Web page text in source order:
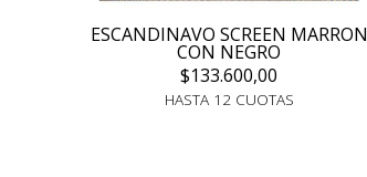
ESCANDINAVO SCREEN MARRON
CON NEGRO
$133.600,00
HASTA 12 CUOTAS